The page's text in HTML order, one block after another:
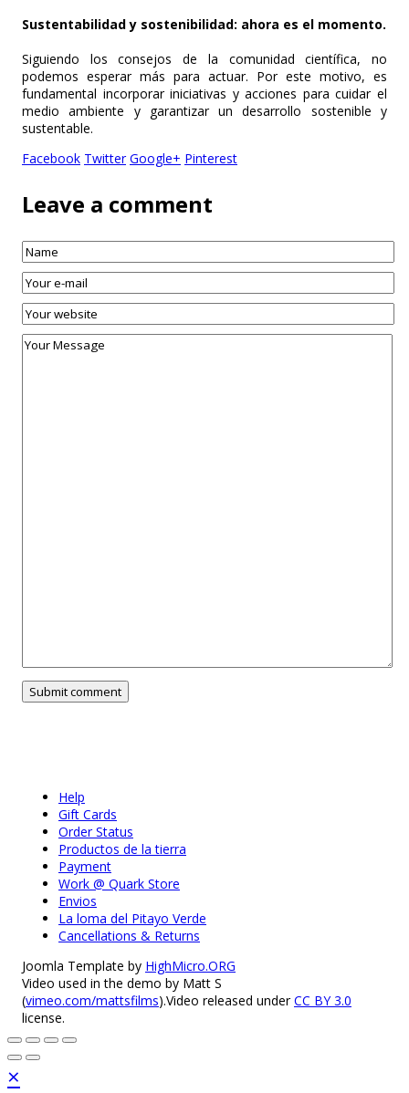
Sustentabilidad y sostenibilidad: ahora es el momento.
Siguiendo los consejos de la comunidad científica, no
podemos esperar más para actuar. Por este motivo, es
fundamental incorporar iniciativas y acciones para cuidar el
medio ambiente y garantizar un desarrollo sostenible y
sustentable.
Facebook Twitter Google+ Pinterest
Leave a comment
Help
Gift Cards
Order Status
Productos de la tierra
Payment
Work @ Quark Store
Envios
La loma del Pitayo Verde
Cancellations & Returns
Joomla Template by HighMicro.ORG
Video used in the demo by Matt S
(vimeo.com/mattsfilms).Video released underCC BY 3.0
license.
×